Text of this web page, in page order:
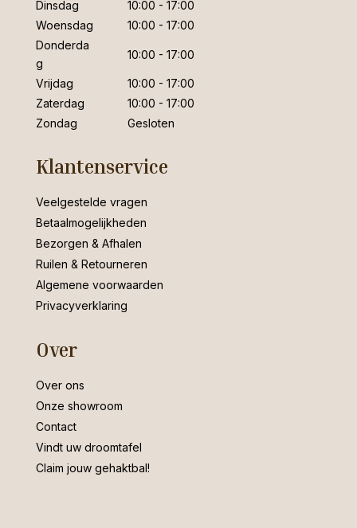
Dinsdag
10:00 - 17:00
Woensdag
10:00 - 17:00
Donderda
g
10:00 - 17:00
Vrijdag
10:00 - 17:00
Zaterdag
10:00 - 17:00
Zondag
Gesloten
Klantenservice
Veelgestelde vragen
Betaalmogelijkheden
Bezorgen & Afhalen
Ruilen & Retourneren
Algemene voorwaarden
Privacyverklaring
Over
Over ons
Onze showroom
Contact
Vindt uw droomtafel
Claim jouw gehaktbal!